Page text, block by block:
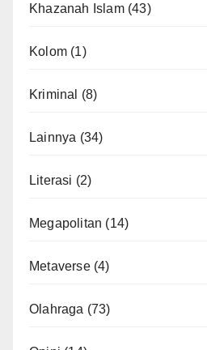
Khazanah Islam(43)
Kolom (1)
Kriminal (8)
Lainnya (34)
Literasi (2)
Megapolitan (14)
Metaverse(4)
Olahraga (73)